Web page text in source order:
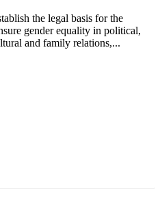
the legal basis for the
gender equality in political,
and family relations,...